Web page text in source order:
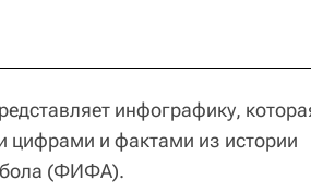
инфографику,
и фактами из истории
(ФИФА).